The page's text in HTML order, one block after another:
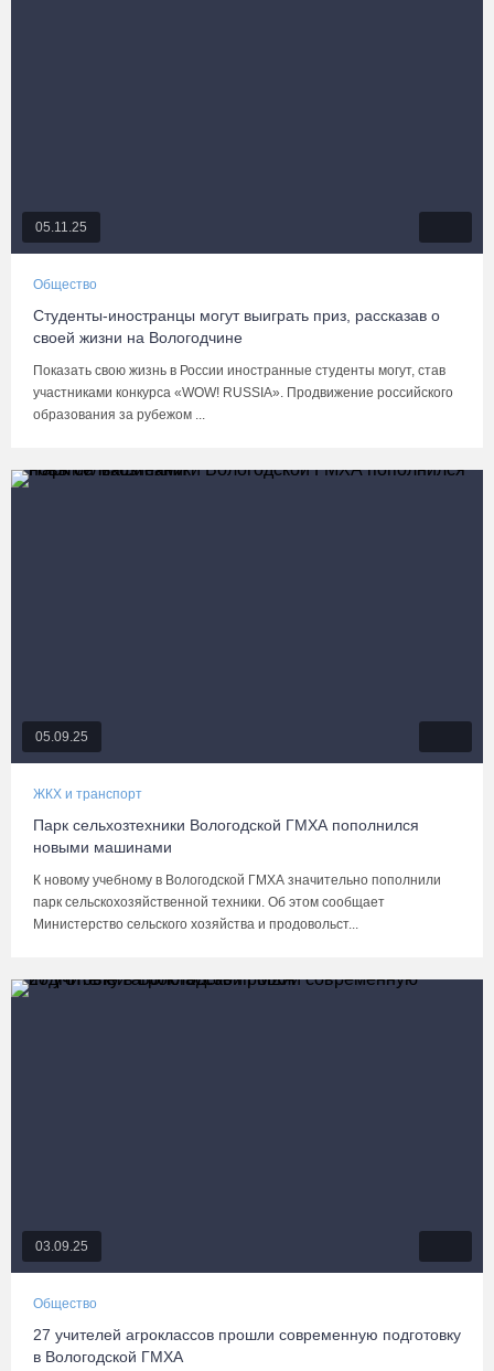
05.11.25
Общество
Студенты-иностранцы могут выиграть приз, рассказав о
своей жизни на Вологодчине
Показать свою жизнь в России иностранные студенты могут, став
участниками конкурса «WOW! RUSSIA». Продвижение российского
образования за рубежом ...
05.09.25
ЖКХ и транспорт
Парк сельхозтехники Вологодской ГМХА пополнился
новыми машинами
К новому учебному в Вологодской ГМХА значительно пополнили
парк сельскохозяйственной техники. Об этом сообщает
Министерство сельского хозяйства и продовольст...
03.09.25
Общество
27 учителей агроклассов прошли современную подготовку
в Вологодской ГМХА